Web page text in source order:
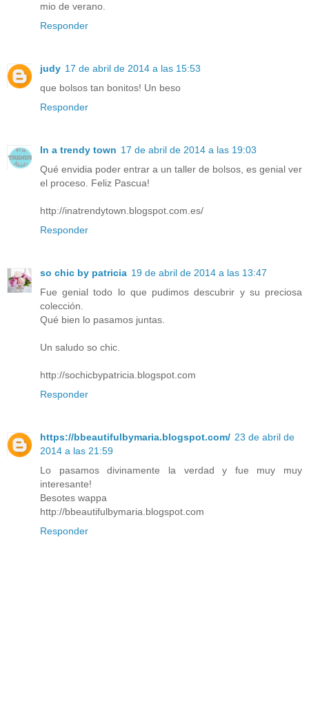
mio de verano.
Responder
judy 17 de abril de 2014 a las 15:53
que bolsos tan bonitos! Un beso
Responder
In a trendy town 17 de abril de 2014 a las 19:03
Qué envidia poder entrar a un taller de bolsos, es genial ver
el proceso. Feliz Pascua!
http://inatrendytown.blogspot.com.es/
Responder
so chic by patricia 19 de abril de 2014 a las 13:47
Fue genial todo lo que pudimos descubrir y su preciosa
colección.
Qué bien lo pasamos juntas.
Un saludo so chic.
http://sochicbypatricia.blogspot.com
Responder
https://bbeautifulbymaria.blogspot.com/ 23 de abril de
2014 a las 21:59
Lo pasamos divinamente la verdad y fue muy muy
interesante!
Besotes wappa
http://bbeautifulbymaria.blogspot.com
Responder